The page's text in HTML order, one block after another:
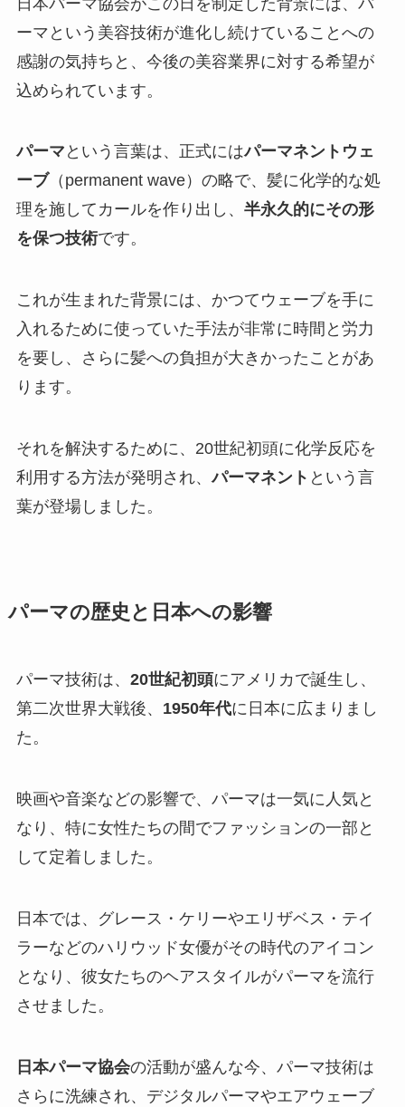
ーマという美容技術が進化し続けていることへの
感謝の気持ちと、今後の美容業界に対する希望が
込められています。
パーマ という言葉は、正式にはパーマネントウェ
ーブ（permanent wave）の略で、髪に化学的な処
理を施してカールを作り出し、 半永久的にその形
を保つ技術です。
これが生まれた背景には、かつてウェーブを手に
入れるために使っていた手法が非常に時間と労力
を要し、さらに髪への負担が大きかったことがあ
ります。
それを解決するために、20世紀初頭に化学反応を
利用する方法が発明され、パーマネント という言
葉が登場しました。
パーマの歴史と日本への影響
パーマ技術は、 20世紀初頭にアメリカで誕生し、
第二次世界大戦後、 1950年代に日本に広まりまし
た。
映画や音楽などの影響で、パーマは一気に人気と
なり、特に女性たちの間でファッションの一部と
して定着しました。
日本では、グレース・ケリーやエリザベス・テイ
ラーなどのハリウッド女優がその時代のアイコン
となり、彼女たちのヘアスタイルがパーマを流行
させました。
日本パーマ協会の活動が盛んな今、パーマ技術は
さらに洗練され、デジタルパーマやエアウェーブ